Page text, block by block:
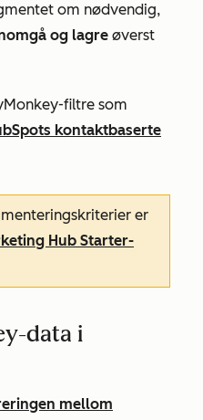
om nødvendig,
og lagre øverst
filtre som
kontaktbaserte
er
Hub Starter-
data i
mellom